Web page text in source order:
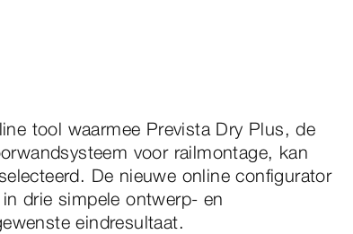
tool waarmee Prevista Dry Plus, de
voor railmontage, kan
De nieuwe online configurator
drie simpele ontwerp- en
eindresultaat.